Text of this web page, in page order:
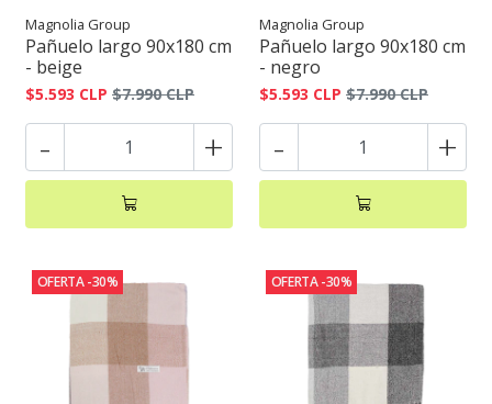
Magnolia Group
Pañuelo largo 90x180 cm
- beige
$5.593 CLP $7.990 CLP
- +
Magnolia Group
Pañuelo largo 90x180 cm
- negro
$5.593 CLP $7.990 CLP
- +
OFERTA -30% OFERTA -30%